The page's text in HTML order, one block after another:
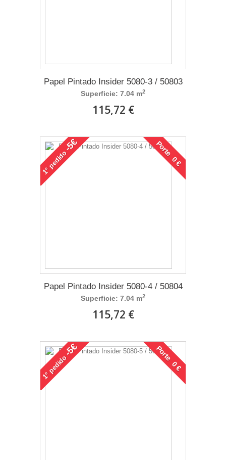
Papel Pintado Insider 5080-3 / 50803
Superficie: 7.04 m2
115,72 €
1°
pedido
-5€ Porte 0 €
Papel Pintado Insider 5080-4 / 50804
Superficie: 7.04 m2
115,72 €
1°
pedido
-5€ Porte 0 €